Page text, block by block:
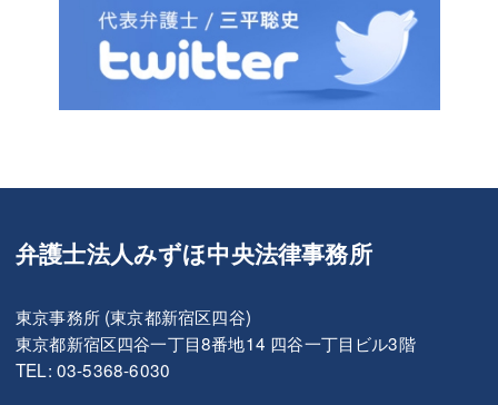
弁護士法人みずほ中央法律事務所
東京事務所 (東京都新宿区四谷)
東京都新宿区四谷一丁目8番地14 四谷一丁目ビル3階
TEL: 03-5368-6030